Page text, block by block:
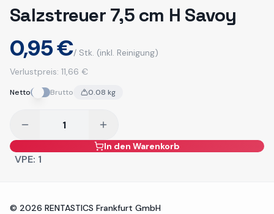
Salzstreuer 7,5 cm H Savoy
0,95 €/ Stk. (inkl. Reinigung)
Verlustpreis: 11,66 €
Netto Brutto 0.08 kg
In den Warenkorb
VPE: 1
© 2026 RENTASTICS Frankfurt GmbH